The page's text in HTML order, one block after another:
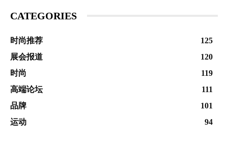
CATEGORIES
时尚推荐
125
展会报道
120
时尚
119
高端论坛
111
品牌
101
运动
94